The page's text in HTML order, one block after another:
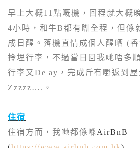
早上大概11 點嘅機，回程就大概
4小時，和牛B都有瞓全程，但係
成日醒。落機直情成個人醒晒 (
拎埋行李，不過 當日回我哋唔多
行李又 Delay ，完成斤有嘢返到
Zzzzz…. 。
住宿
住宿方而，我哋都係喺 AirBnB